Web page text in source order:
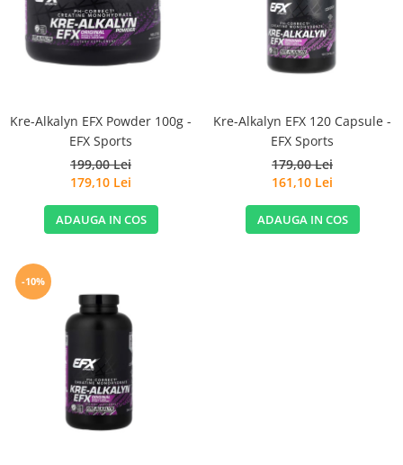
Healthy Origins
Herbix
Life Extension
Pileje Laboratoire
Pure Nutrition USA
Purovitalis
Quicksilver Scientific
Sanct Bernhard
Kre-Alkalyn EFX Powder 100g -
EFX Sports
199,00 Lei
179,10 Lei
ADAUGA IN COS
Kre-Alkalyn EFX 120 Capsule -
EFX Sports
179,00 Lei
161,10 Lei
ADAUGA IN COS
-10%